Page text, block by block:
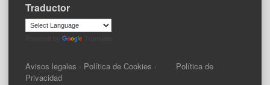
Traductor
Avisos legales · Política de Cookies · Política de
Privacidad